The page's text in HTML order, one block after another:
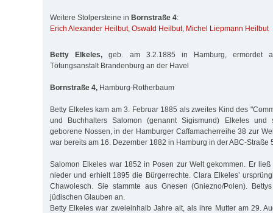
Weitere Stolpersteine in Bornstraße 4:
Erich Alexander Heilbut, Oswald Heilbut, Michel Liepmann Heilbut
Betty Elkeles, geb. am 3.2.1885 in Hamburg, ermordet
Tötungsanstalt Brandenburg an der Havel
Bornstraße 4, Hamburg-Rotherbaum
Betty Elkeles kam am 3. Februar 1885 als zweites Kind des
und Buchhalters Salomon (genannt Sigismund) Elkeles und
geborene Nossen, in der Hamburger Caffamacherreihe 38 zur
war bereits am 16. Dezember 1882 in Hamburg in der ABC-Straße
Salomon Elkeles war 1852 in Posen zur Welt gekommen. Er
nieder und erhielt 1895 die Bürgerrechte. Clara Elkeles’
Chawolesch. Sie stammte aus Gnesen (Gniezno/Polen).
jüdischen Glauben an.
Betty Elkeles war zweieinhalb Jahre alt, als ihre Mutter am 29.